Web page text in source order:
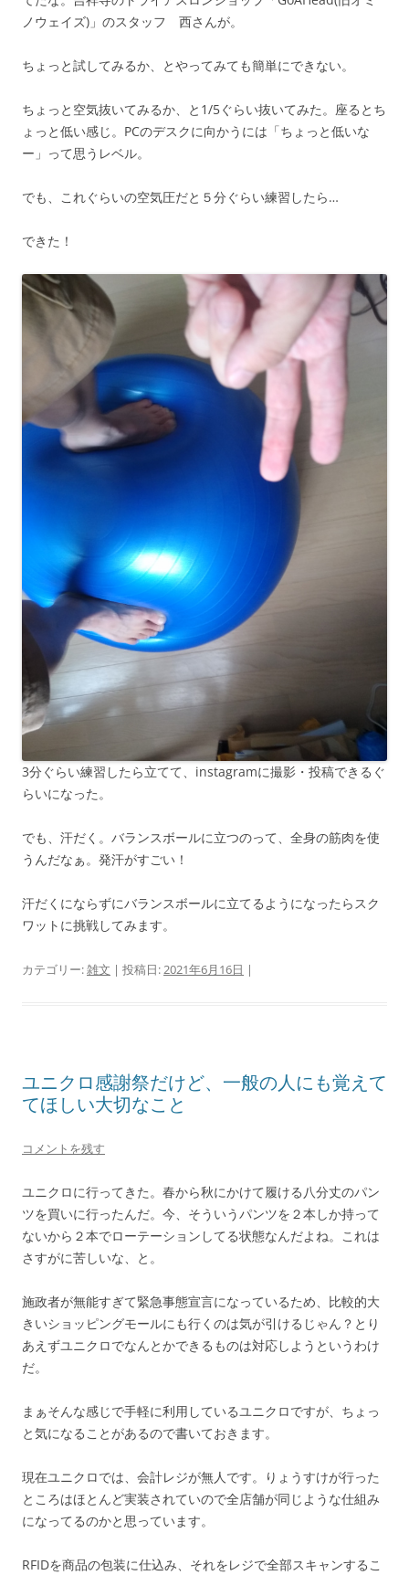
ノウェイズ)」のスタッフ 西さんが。
ちょっと試してみるか、とやってみても簡単にできない。
ちょっと空気抜いてみるか、と1/5ぐらい抜いてみた。座るとち
ょっと低い感じ。PCのデスクに向かうには「ちょっと低いな
ー」って思うレベル。
でも、これぐらいの空気圧だと５分ぐらい練習したら…
できた！
3分ぐらい練習したら立てて、instagramに撮影・投稿できるぐ
らいになった。
でも、汗だく。バランスボールに立つのって、全身の筋肉を使
うんだなぁ。発汗がすごい！
汗だくにならずにバランスボールに立てるようになったらスク
ワットに挑戦してみます。
カテゴリー:雑文 | 投稿日:2021年6月16日 |
ユニクロ感謝祭だけど、一般の人にも覚えて
てほしい大切なこと
コメントを残す
ユニクロに行ってきた。春から秋にかけて履ける八分丈のパン
ツを買いに行ったんだ。今、そういうパンツを２本しか持って
ないから２本でローテーションしてる状態なんだよね。これは
さすがに苦しいな、と。
施政者が無能すぎて緊急事態宣言になっているため、比較的大
きいショッピングモールにも行くのは気が引けるじゃん？とり
あえずユニクロでなんとかできるものは対応しようというわけ
だ。
まぁそんな感じで手軽に利用しているユニクロですが、ちょっ
と気になることがあるので書いておきます。
現在ユニクロでは、会計レジが無人です。りょうすけが行った
ところはほとんど実装されていので全店舗が同じような仕組み
になってるのかと思っています。
RFIDを商品の包装に仕込み、それをレジで全部スキャンするこ